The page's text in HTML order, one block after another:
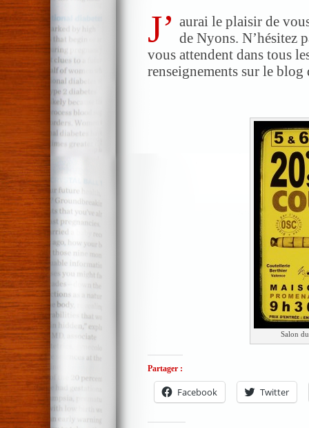
J’ aurai le plaisir de
de Nyons. N’hésitez
vous attendent dans tous
renseignements sur le
Salon
Partager :
Facebook Twitter